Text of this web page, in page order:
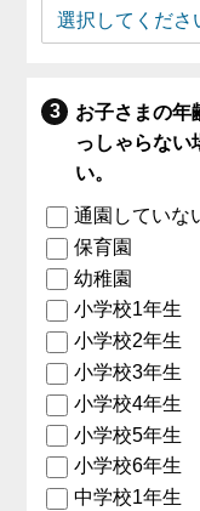
お子さまの年
っしゃらない
い。
通園していな
保育園
幼稚園
小学校1年生
小学校2年生
小学校3年生
小学校4年生
小学校5年生
小学校6年生
中学校1年生